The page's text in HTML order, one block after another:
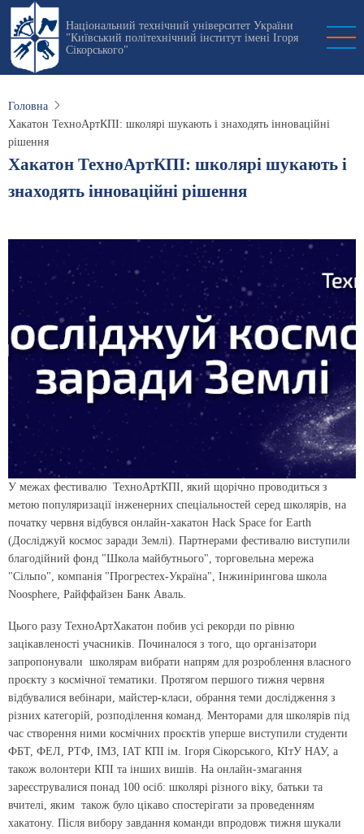
Перейти
основного
вмісту
Національний технічний університет України
"Київський політехнічний інститут імені Ігоря
Сікорського"
Головна
Хакатон ТехноАртКПІ: школярі шукають і знаходять інноваційні
рішення
Хакатон ТехноАртКПІ: школярі шукають і
знаходять інноваційні рішення
У межах фестивалю ТехноАртКПІ, який щорічно проводиться з
метою популяризації інженерних спеціальностей серед школярів, на
початку червня відбувся онлайн-хакатон Hack Space for Earth
(Досліджуй космос заради Землі). Партнерами фестивалю виступили
благодійний фонд "Школа майбутнього", торговельна мережа
"Сільпо", компанія "Прогрестех-Україна", Інжинірингова школа
Noosphere, Райффайзен Банк Аваль.
Цього разу ТехноАртХакатон побив усі рекорди по рівню
зацікавленості учасників. Починалося з того, що організатори
запропонували школярам вибрати напрям для розроблення власного
проєкту з космічної тематики. Протягом першого тижня червня
відбувалися вебінари, майстер-класи, обрання теми дослідження з
різних категорій, розподілення команд. Менторами для школярів під
час створення ними космічних проєктів уперше виступили студенти
ФБТ, ФЕЛ, РТФ, ІМЗ, ІАТ КПІ ім. Ігоря Сікорського, КІтУ НАУ, а
також волонтери КПІ та інших вишів. На онлайн-змагання
зареєструвалися понад 100 осіб: школярі різного віку, батьки та
вчителі, яким також було цікаво спостерігати за проведенням
хакатону. Після вибору завдання команди впродовж тижня шукали